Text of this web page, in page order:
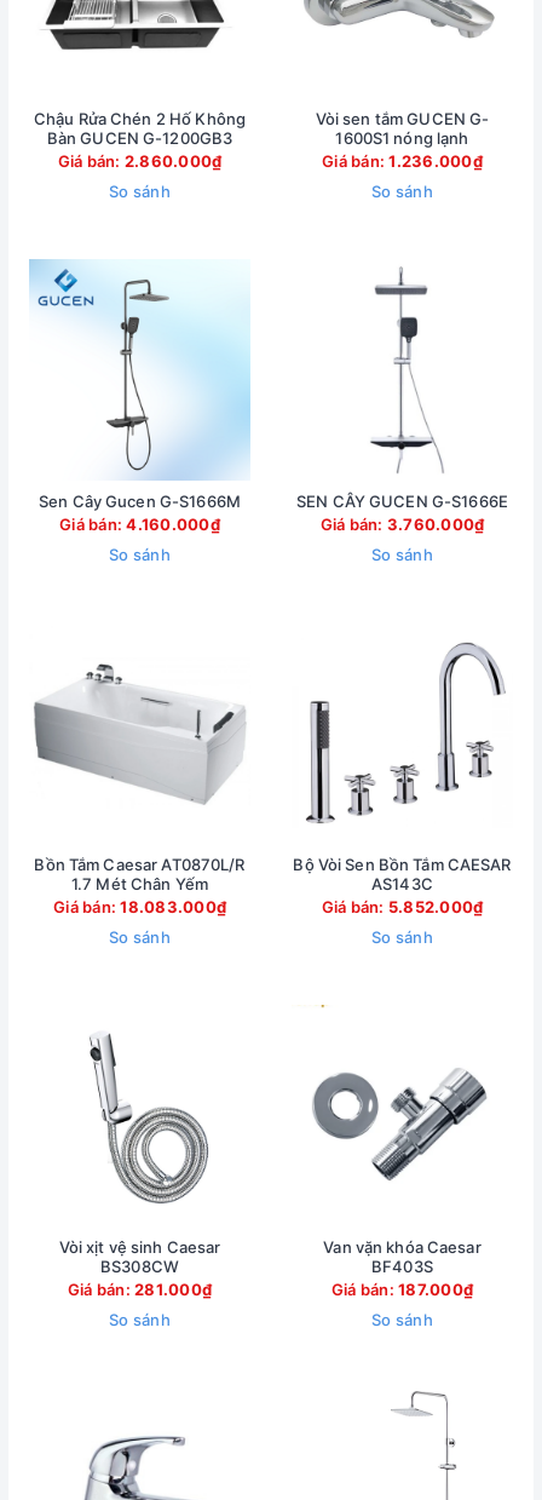
Chậu Rửa Chén 2 Hố Không
Bàn GUCEN G-1200GB3
Giá bán: 2.860.000₫
So sánh
Vòi sen tắm GUCEN G-
1600S1 nóng lạnh
Giá bán:1.236.000₫
So sánh
Sen Cây Gucen G-S1666M
Giá bán:4.160.000₫
So sánh
SEN CÂY GUCEN G-S1666E
Giá bán: 3.760.000₫
So sánh
Bồn Tắm Caesar AT0870L/R
1.7 Mét Chân Yếm
Giá bán:18.083.000₫
So sánh
Bộ Vòi Sen Bồn Tắm CAESAR
AS143C
Giá bán: 5.852.000₫
So sánh
Vòi xịt vệ sinh Caesar
BS308CW
Giá bán:281.000₫
So sánh
Van vặn khóa Caesar
BF403S
Giá bán:187.000₫
So sánh